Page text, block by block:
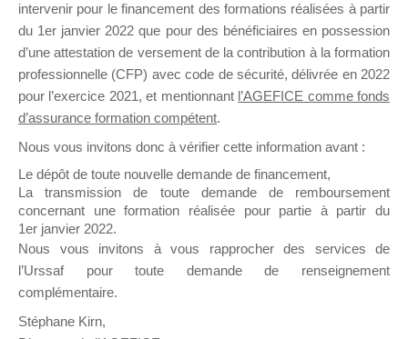
Ce groupe est destiné aux Organismes de
Formation qui souhaitent répondre à l’Appel à
Propositions Mallette du Dirigeant.
sur lequel il est possible de laisser un message
ou poser une question.
NB : Il est nécessaire d’être
pouvoir rejoindre ce groupe
intervenir pour le financement des formations réalisées à partir
du 1er janvier 2022 que pour des bénéficiaires en possession
d’une attestation de versement de la contribution à la formation
professionnelle (CFP) avec code de sécurité, délivrée en 2022
pour l’exercice 2021, et mentionnant l’AGEFICE comme fonds
d’assurance formation compétent.
Nous vous invitons donc à vérifier cette information avant :
Le dépôt de toute nouvelle demande de financement,
La transmission de toute demande de remboursement
concernant une formation réalisée pour partie à partir du
1er janvier 2022.
Nous vous invitons à vous rapprocher des services de
l’Urssaf pour toute demande de renseignement
complémentaire.
Stéphane Kirn,